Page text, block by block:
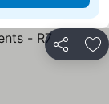
Compartir